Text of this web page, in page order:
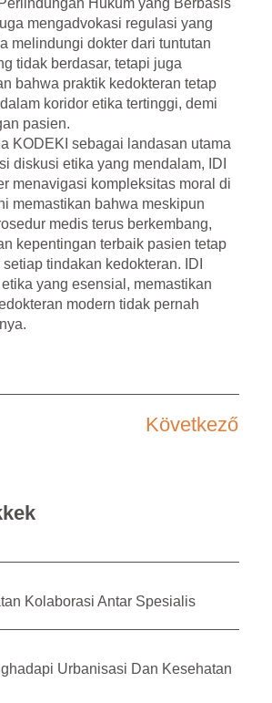
Hukum yang Berbasis
mengadvokasi regulasi yang
melindungi dokter dari tuntutan
tidak berdasar, tetapi juga
bahwa praktik kedokteran tetap
koridor etika tertinggi, demi
pasien.
KODEKI sebagai landasan utama
diskusi etika yang mendalam, IDI
menavigasi kompleksitas moral di
memastikan bahwa meskipun
medis terus berkembang,
kepentingan terbaik pasien tetap
tindakan kedokteran. IDI
yang esensial, memastikan
modern tidak pernah
Következő
Kolaborasi Antar Spesialis
Urbanisasi Dan Kesehatan